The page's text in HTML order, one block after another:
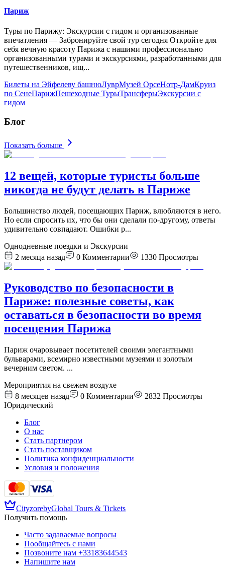
Париж
Туры по Парижу: Экскурсии с гидом и организованные
впечатления — Забронируйте свой тур сегодня Откройте для
себя вечную красоту Парижа с нашими профессионально
организованными турами и экскурсиями, разработанными для
путешественников, ищ...
Билеты на Эйфелеву башнюЛуврМузей ОрсеНотр-ДамКруиз
по СенеПарижПешеходные ТурыТрансферыЭкскурсии с
гидом
Блог
Показать больше
12 вещей, которые туристы больше
никогда не будут делать в Париже
Большинство людей, посещающих Париж, влюбляются в него.
Но если спросить их, что бы они сделали по-другому, ответы
удивительно совпадают. Ошибки р...
Однодневные поездки и Экскурсии
2 месяца назад
0 Комментарии 1330 Просмотры
Руководство по безопасности в
Париже: полезные советы, как
оставаться в безопасности во время
посещения Парижа
Париж очаровывает посетителей своими элегантными
бульварами, всемирно известными музеями и золотым
вечерним светом. ...
Мероприятия на свежем воздухе
8 месяцев назад
0 Комментарии 2832 Просмотры
Юридический
Блог
О нас
Стать партнером
Стать поставщиком
Политика конфиденциальности
Условия и положения
CityzorebyGlobal Tours & Tickets
Получить помощь
Часто задаваемые вопросы
Пообщайтесь с нами
Позвоните нам +33183644543
Напишите нам